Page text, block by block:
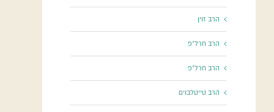
הרב זוין
הרב חרל"פ
הרב חרל"פ
הרב טייטלבוים